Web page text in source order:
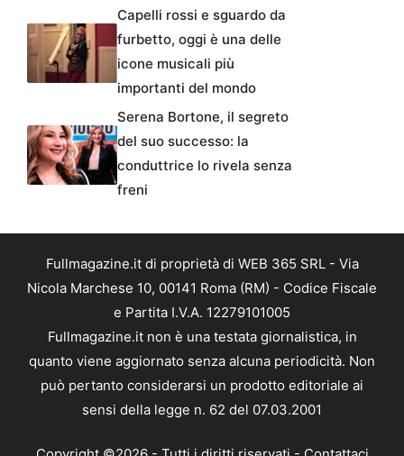
Capelli rossi e sguardo da
furbetto, oggi è una delle
icone musicali più
importanti del mondo
Serena Bortone, il segreto
del suo successo: la
conduttrice lo rivela senza
freni
Fullmagazine.it di proprietà di WEB 365 SRL - Via
Nicola Marchese 10, 00141 Roma (RM) - Codice Fiscale
e Partita I.V.A. 12279101005
Fullmagazine.it non è una testata giornalistica, in
quanto viene aggiornato senza alcuna periodicità. Non
può pertanto considerarsi un prodotto editoriale ai
sensi della legge n. 62 del 07.03.2001